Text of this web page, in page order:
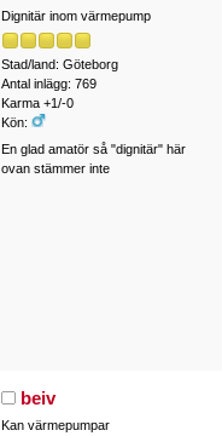
Dignitär inom värmepump
Stad/land: Göteborg
Antal inlägg: 769
Karma +1/-0
Kön:
En glad amatör så "dignitär" här
ovan stämmer inte
beiv
Kan värmepumpar